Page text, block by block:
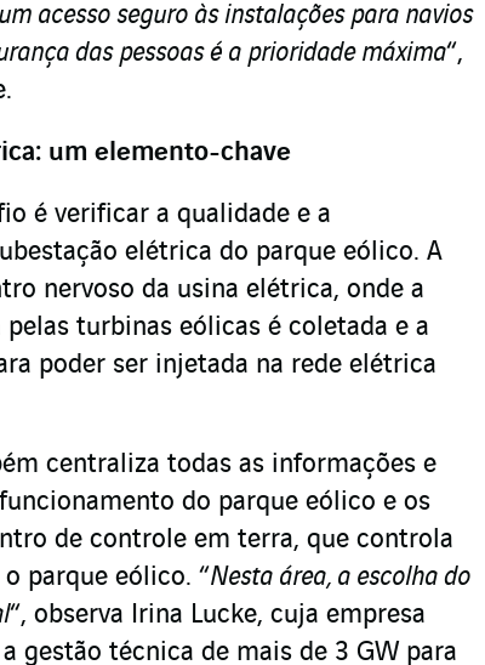
acesso seguro às instalações para navios
das pessoas é a prioridade máxima“,
um elemento-chave
é verificar a qualidade e a
elétrica do parque eólico. A
nervoso da usina elétrica, onde a
turbinas eólicas é coletada e a
poder ser injetada na rede elétrica
centraliza todas as informações e
do parque eólico e os
de controle em terra, que controla
parque eólico. “Nesta área, a escolha do
“, observa Irina Lucke, cuja empresa
gestão técnica de mais de 3 GW para